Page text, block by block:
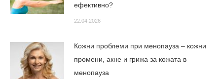
ефективно?
22.04.2026
Кожни проблеми при менопауза – кожни
промени, акне и грижа за кожата в
менопауза